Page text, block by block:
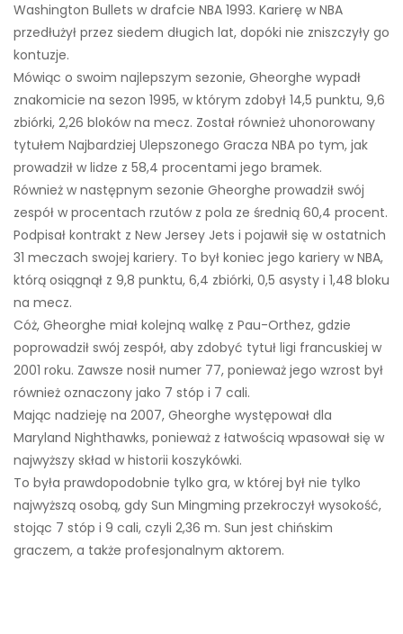
Washington Bullets w drafcie NBA 1993. Karierę w NBA
przedłużył przez siedem długich lat, dopóki nie zniszczyły go
kontuzje.
Mówiąc o swoim najlepszym sezonie, Gheorghe wypadł
znakomicie na sezon 1995, w którym zdobył 14,5 punktu, 9,6
zbiórki, 2,26 bloków na mecz. Został również uhonorowany
tytułem Najbardziej Ulepszonego Gracza NBA po tym, jak
prowadził w lidze z 58,4 procentami jego bramek.
Również w następnym sezonie Gheorghe prowadził swój
zespół w procentach rzutów z pola ze średnią 60,4 procent.
Podpisał kontrakt z New Jersey Jets i pojawił się w ostatnich
31 meczach swojej kariery. To był koniec jego kariery w NBA,
którą osiągnął z 9,8 punktu, 6,4 zbiórki, 0,5 asysty i 1,48 bloku
na mecz.
Cóż, Gheorghe miał kolejną walkę z Pau-Orthez, gdzie
poprowadził swój zespół, aby zdobyć tytuł ligi francuskiej w
2001 roku. Zawsze nosił numer 77, ponieważ jego wzrost był
również oznaczony jako 7 stóp i 7 cali.
Mając nadzieję na 2007, Gheorghe występował dla
Maryland Nighthawks, ponieważ z łatwością wpasował się w
najwyższy skład w historii koszykówki.
To była prawdopodobnie tylko gra, w której był nie tylko
najwyższą osobą, gdy Sun Mingming przekroczył wysokość,
stojąc 7 stóp i 9 cali, czyli 2,36 m. Sun jest chińskim
graczem, a także profesjonalnym aktorem.